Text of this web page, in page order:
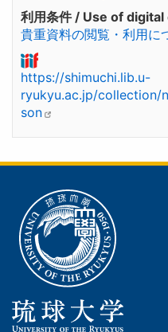
利用条件 / Use of
貴重資料の閲覧・利用に
https://shimuchi.lib.u-
ryukyu.ac.jp/collection/
son